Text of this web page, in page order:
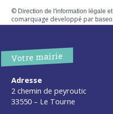
© Direction de l'information légale
comarquage developpé par
Votre mairie
Adresse
2 chemin de peyroutic
33550 – Le Tourne